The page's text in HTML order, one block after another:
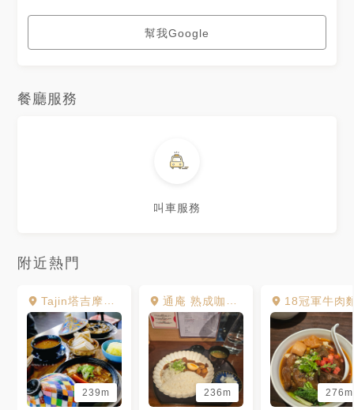
幫我Google
餐廳服務
叫車服務
附近熱門
Tajin塔吉摩洛哥料理
239m
通庵 熟成咖哩 本店
236m
18冠軍牛肉
276m